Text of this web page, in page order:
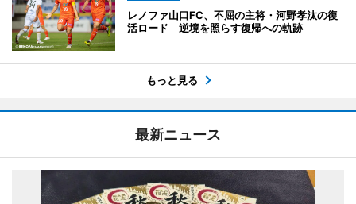
レノファ山口FC、不屈の主将・河野孝汰の復
活ロード 逆境を照らす復帰への軌跡
もっと見る
最新ニュース